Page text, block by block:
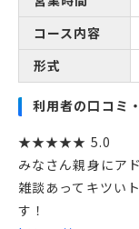
コース内容
形式
利用者の口コミ
★★★★★ 5.0
みなさん親身にア
雑談あってキツい
す！